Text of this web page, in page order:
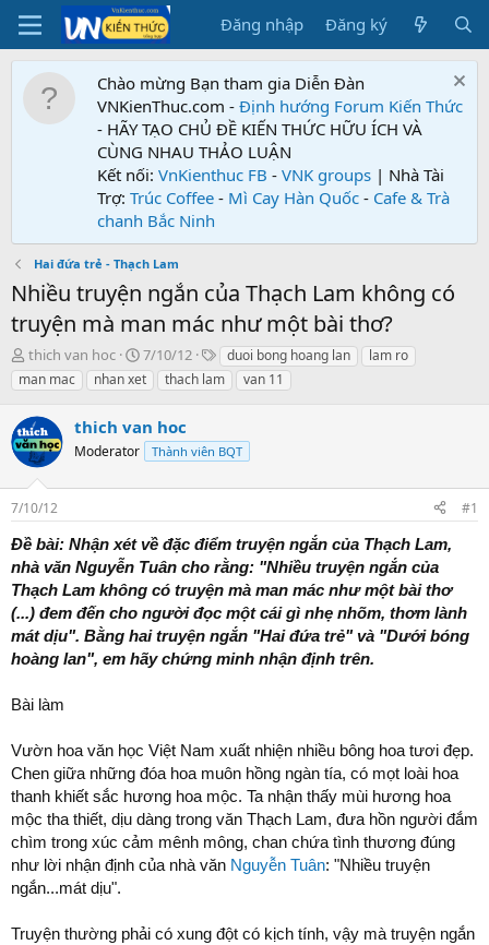
Đăng nhập Đăng ký
Chào mừng Bạn tham gia Diễn Đàn
VNKienThuc.com - Định hướng Forum Kiến Thức
- HÃY TẠO CHỦ ĐỀ KIẾN THỨC HỮU ÍCH VÀ
CÙNG NHAU THẢO LUẬN
Kết nối: VnKienthuc FB - VNK groups | Nhà Tài
Trợ: Trúc Coffee - Mì Cay Hàn Quốc - Cafe & Trà
chanh Bắc Ninh
Hai đứa trẻ - Thạch Lam
Nhiều truyện ngắn của Thạch Lam không có
truyện mà man mác như một bài thơ?
T
h
r
e
a
d
s
t
a
t
e
r
thich van hoc
N
g
à
g
7/10/12
T
ừ
k
a
duoi bong hoang lan
lam ro
man mac
nhan xet thach lam van 11
thich van hoc
Moderator Thành viên BQT
7/10/12
#1
Đề bài: Nhận xét về đặc điểm truyện ngắn của Thạch Lam,
nhà văn Nguyễn Tuân cho rằng: "Nhiều truyện ngắn của
Thạch Lam không có truyện mà man mác như một bài thơ
(...) đem đến cho người đọc một cái gì nhẹ nhõm, thơm lành
mát dịu". Bằng hai truyện ngắn "Hai đứa trẻ" và "Dưới bóng
hoàng lan", em hãy chứng minh nhận định trên.
Bài làm
Vườn hoa văn học Việt Nam xuất nhiện nhiều bông hoa tươi đẹp.
Chen giữa những đóa hoa muôn hồng ngàn tía, có mọt loài hoa
thanh khiết sắc hương hoa mộc. Ta nhận thấy mùi hương hoa
mộc tha thiết, dịu dàng trong văn Thạch Lam, đưa hồn người đắm
chìm trong xúc cảm mênh mông, chan chứa tình thương đúng
như lời nhận định của nhà văn Nguyễn Tuân: "Nhiều truyện
ngắn...mát dịu".
Truyện thường phải có xung đột có kịch tính, vậy mà truyện ngắn